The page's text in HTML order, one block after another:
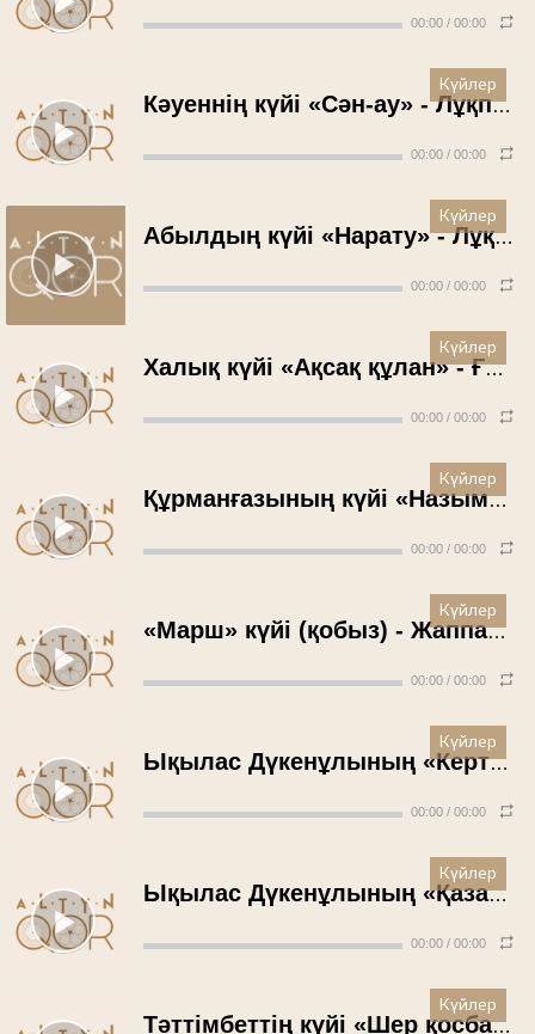
00:00 / 00:00
Кәуеннің күйі «Сән-ау» - Лұқпан Мұхитов (1950 жыл)
00:00 / 00:00
Күйлер
Абылдың күйі «Нарату» - Лұқпан Мұхитов (1950 жыл)
00:00 / 00:00
Күйлер
Халық күйі «Ақсақ құлан» - Ғылман Әлжанов (1953 жыл)
00:00 / 00:00
Күйлер
Құрманғазының күйі «Назым» - Ғылман Қайрошев (1953 жыл)
00:00 / 00:00
Күйлер
«Марш» күйі (қобыз) - Жаппас Қаламбаев (1953 жыл)
00:00 / 00:00
Күйлер
Ықылас Дүкенұлының «Кертолғау» күйі (қобыз, 1-тарау) - Сағынтай Елепанов (1954 жыл)
00:00 / 00:00
Күйлер
Ықылас Дүкенұлының «Қазан жорығы» күйі (қобыз) - Сағынтай Елепанов (1954 жыл)
00:00 / 00:00
Күйлер
Тәттімбеттің күйі «Шер қосбасар» - Әбікен Хасенов (1955 жыл)
Күйлер